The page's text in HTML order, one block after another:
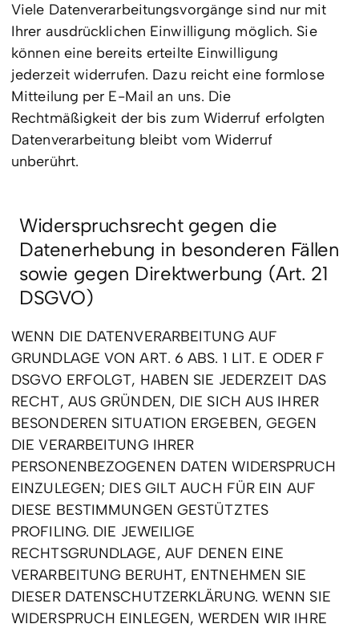
Viele Datenverarbeitungsvorgänge sind nur mit
Ihrer ausdrücklichen Einwilligung möglich. Sie
können eine bereits erteilte Einwilligung
jederzeit widerrufen. Dazu reicht eine formlose
Mitteilung per E-Mail an uns. Die
Rechtmäßigkeit der bis zum Widerruf erfolgten
Datenverarbeitung bleibt vom Widerruf
unberührt.
Widerspruchsrecht gegen die
Datenerhebung in besonderen Fällen
sowie gegen Direktwerbung (Art. 21
DSGVO)
WENN DIE DATENVERARBEITUNG AUF
GRUNDLAGE VON ART. 6 ABS. 1 LIT. E ODER F
DSGVO ERFOLGT, HABEN SIE JEDERZEIT DAS
RECHT, AUS GRÜNDEN, DIE SICH AUS IHRER
BESONDEREN SITUATION ERGEBEN, GEGEN
DIE VERARBEITUNG IHRER
PERSONENBEZOGENEN DATEN WIDERSPRUCH
EINZULEGEN; DIES GILT AUCH FÜR EIN AUF
DIESE BESTIMMUNGEN GESTÜTZTES
PROFILING. DIE JEWEILIGE
RECHTSGRUNDLAGE, AUF DENEN EINE
VERARBEITUNG BERUHT, ENTNEHMEN SIE
DIESER DATENSCHUTZERKLÄRUNG. WENN SIE
WIDERSPRUCH EINLEGEN, WERDEN WIR IHRE